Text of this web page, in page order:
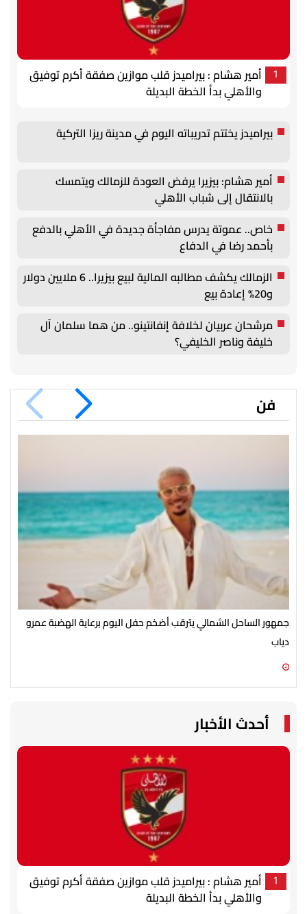
1
أمير هشام : بيراميدز قلب موازين صفقة أكرم توفيق
والأهلي بدأ الخطة البديلة
بيراميدز يختتم تدريباته اليوم في مدينة ريزا التركية
أمير هشام: بيزيرا يرفض العودة للزمالك ويتمسك
بالانتقال إلى شباب الأهلي
خاص.. عموتة يدرس مفاجأة جديدة في الأهلي بالدفع
بأحمد رضا في الدفاع
الزمالك يكشف مطالبه المالية لبيع بيزيرا.. 6 ملايين دولار
و20% إعادة بيع
مرشحان عربيان لخلافة إنفانتينو.. من هما سلمان آل
خليفة وناصر الخليفي؟
فن
جمهور الساحل الشمالي يترقب أضخم حفل اليوم برعاية الهضبة عمرو
دياب
أحدث الأخبار
1
أمير هشام : بيراميدز قلب موازين صفقة أكرم توفيق
والأهلي بدأ الخطة البديلة